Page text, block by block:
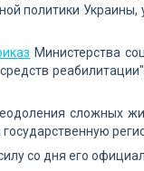
политики
Министерства
сложных
со дня его